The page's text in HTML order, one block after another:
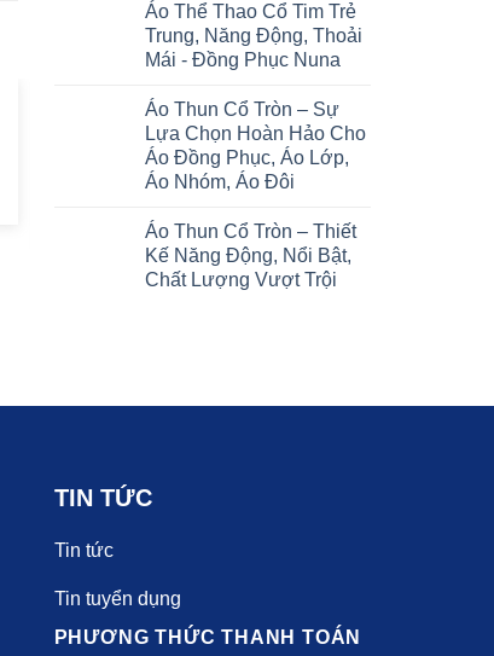
Áo Thun Cổ Tròn – Sự Lựa
Chọn Hoàn Hảo Cho Áo
Đồng Phục, Áo Lớp, Áo
Áo Thể Thao Cổ Tim Trẻ
Trung, Năng Động, Thoải
Mái - Đồng Phục Nuna
Áo Thun Cổ Tròn – Sự
Lựa Chọn Hoàn Hảo Cho
Áo Đồng Phục, Áo Lớp,
Áo Nhóm, Áo Đôi
Áo Thun Cổ Tròn – Thiết
Kế Năng Động, Nổi Bật,
Chất Lượng Vượt Trội
TIN TỨC
Tin tức
Tin tuyển dụng
PHƯƠNG THỨC THANH TOÁN